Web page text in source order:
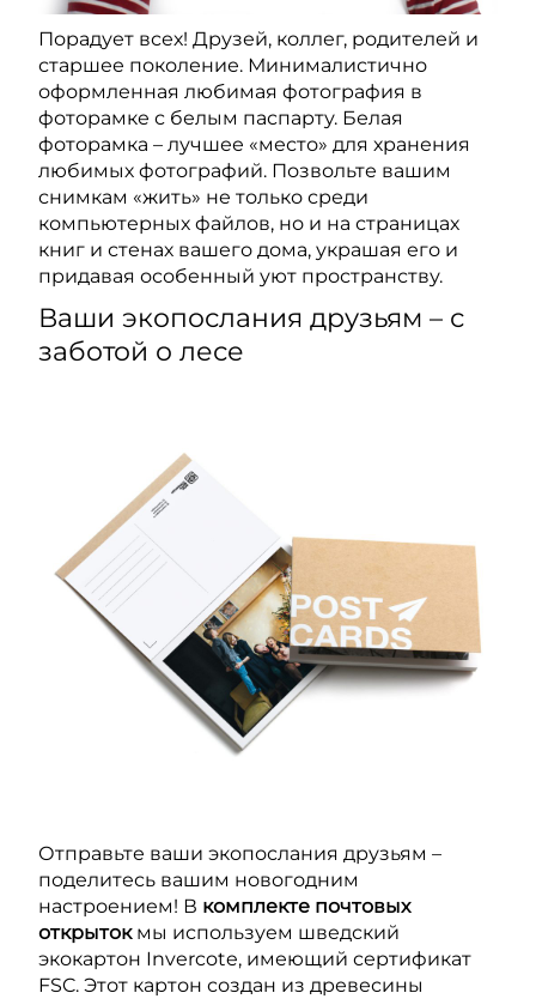
Порадует всех! Друзей, коллег, родителей и
старшее поколение. Минималистично
оформленная любимая фотография в
фоторамке с белым паспарту. Белая
фоторамка – лучшее «место» для хранения
любимых фотографий. Позвольте вашим
снимкам «жить» не только среди
компьютерных файлов, но и на страницах
книг и стенах вашего дома, украшая его и
придавая особенный уют пространству.
Ваши экопослания друзьям – с
заботой о лесе
Отправьте ваши экопослания друзьям –
поделитесь вашим новогодним
настроением! В комплекте почтовых
открыток мы используем шведский
экокартон Invercote, имеющий сертификат
FSC. Этот картон создан из древесины